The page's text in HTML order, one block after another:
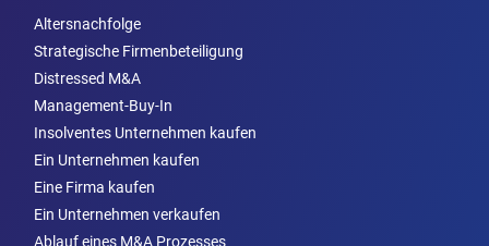
Altersnachfolge
Strategische Firmenbeteiligung
Distressed M&A
Management-Buy-In
Insolventes Unternehmen kaufen
Ein Unternehmen kaufen
Eine Firma kaufen
Ein Unternehmen verkaufen
Ablauf eines M&A Prozesses